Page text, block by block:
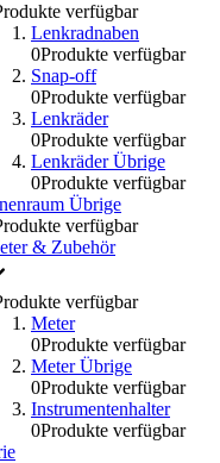
verfügbar
Lenkradnaben
0Produkte verfügbar
Snap-off
0Produkte verfügbar
Lenkräder
0Produkte verfügbar
Lenkräder Übrige
0Produkte verfügbar
Übrige
verfügbar
& Zubehör
verfügbar
Meter
0Produkte verfügbar
Meter Übrige
0Produkte verfügbar
Instrumentenhalter
0Produkte verfügbar